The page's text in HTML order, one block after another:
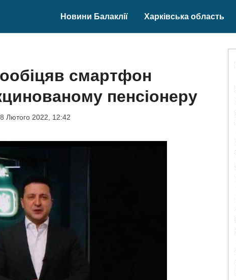
Новини Балаклії Харківська область
смартфон
пенсіонеру
Лютого 2022, 12:42